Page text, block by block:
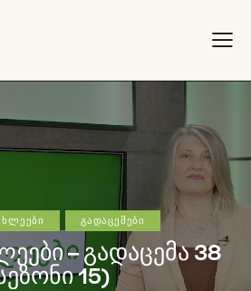
ᲒᲐᲓᲐᲪᲔᲛᲔᲑᲘ
– გადაცემა 38
15)